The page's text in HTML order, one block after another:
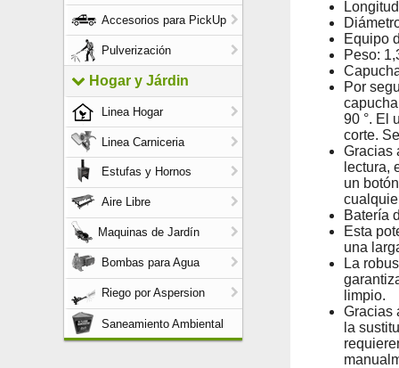
Accesorios para PickUp
Pulverización
Hogar y Járdin
Linea Hogar
Linea Carniceria
Estufas y Hornos
Aire Libre
Maquinas de Jardín
Bombas para Agua
Riego por Aspersion
Saneamiento Ambiental
Equipo
Peso:
Por
90 °. El
corte.
Gracias
lectura,
un
Batería
Esta
una
La
limpio.
Gracias
la